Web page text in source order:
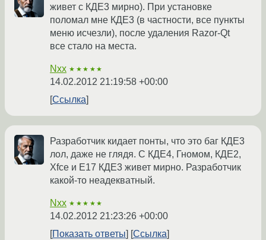
живет с КДЕ3 мирно). При установке
поломал мне КДЕ3 (в частности, все пункты
меню исчезли), после удаления Razor-Qt
все стало на места.
Nxx ★★★★★
14.02.2012 21:19:58 +00:00
Ссылка
Разработчик кидает понты, что это баг КДЕ3
лол, даже не глядя. С КДЕ4, Гномом, КДЕ2,
Xfce и E17 КДЕ3 живет мирно. Разработчик
какой-то неадекватный.
Nxx ★★★★★
14.02.2012 21:23:26 +00:00
Показать ответы
Ссылка